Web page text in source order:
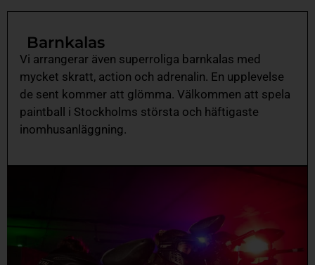
Barnkalas
Vi arrangerar även superroliga barnkalas med
mycket skratt, action och adrenalin. En upplevelse
de sent kommer att glömma. Välkommen att spela
paintball i Stockholms största och häftigaste
inomhusanläggning.